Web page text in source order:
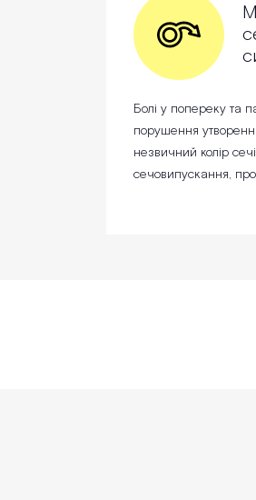
Болі у попереку та
порушення
незвичний колір
сечовипускання,